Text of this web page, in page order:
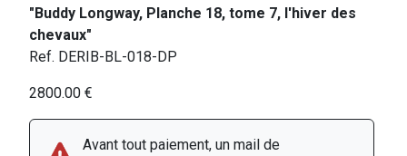
"Buddy Longway, Planche 18, tome 7, l'hiver des
chevaux"
Ref. DERIB-BL-018-DP
2800.00 €
Avant tout paiement, un mail de